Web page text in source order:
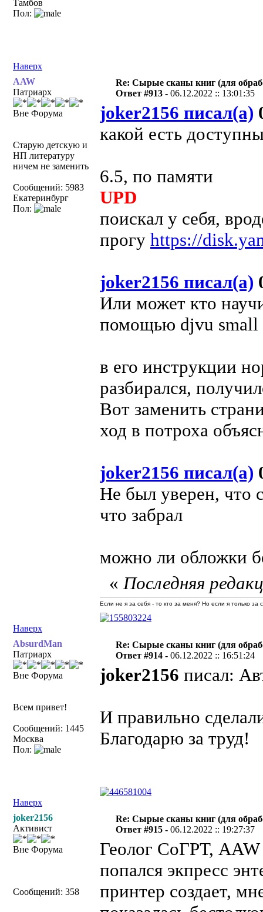
Тамбов
Пол:
Наверх
AAW
Патриарх
Вне Форума
Старую детскую и
НП литературу
ничем не заменить
Сообщений: 5983
Екатеринбург
Пол:
Re: Сырые сканы книг (для
Ответ #913 -06.12.2022 :: 13:01:35
joker2156 писал(а)
какой есть
6.5, по памяти
UPD
поискал у себя,
прогу https://
joker2156 писал(а)
Или может кто
помощью djvu small
в его инструкции
разбирался,
Вот заменить
ход в потроха
joker2156 писал(а)
Не был уверен, что
что забрал
можно ли обложки
Наверх
«Последняя
Если не я за себя - то кто за меня? Но если я только
AbsurdMan
Патриарх
Вне Форума
Всем привет!
Сообщений: 1445
Москва
Пол:
Re: Сырые сканы книг (для
Ответ #914 -06.12.2022 :: 16:51:24
joker2156 писал:
И правильно
Благодарю за труд!
Наверх
joker2156
Активист
Вне Форума
Сообщений: 358
Re: Сырые сканы книг (для
Ответ #915 -06.12.2022 :: 19:27:37
Геолог СоГРТ, AAW
попался экпресс
принтер создает,